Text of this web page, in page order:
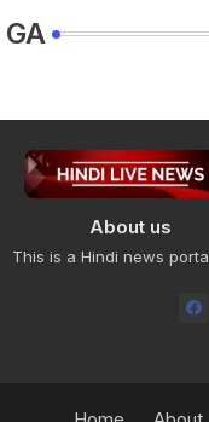
GA
About us
This is a Hindi news